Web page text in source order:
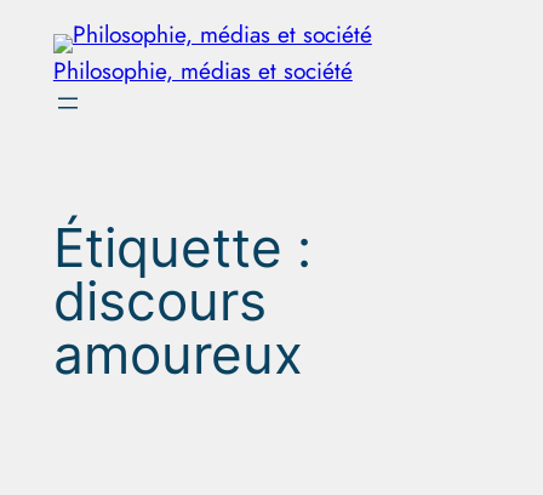
Aller
contenu
Philosophie, médias et société
Étiquette :
discours
amoureux